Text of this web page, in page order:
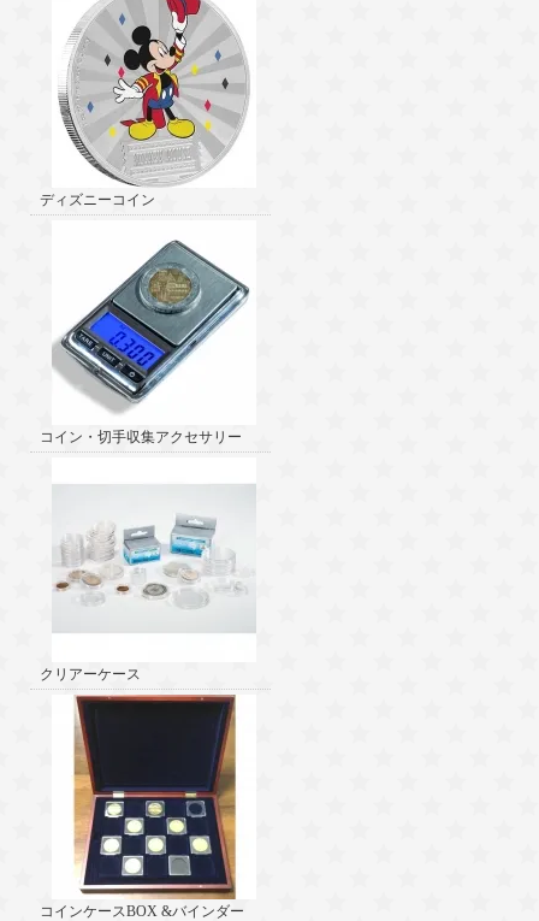
ディズニーコイン
コイン・切手収集アクセサリー
クリアーケース
コインケースBOX &バインダー